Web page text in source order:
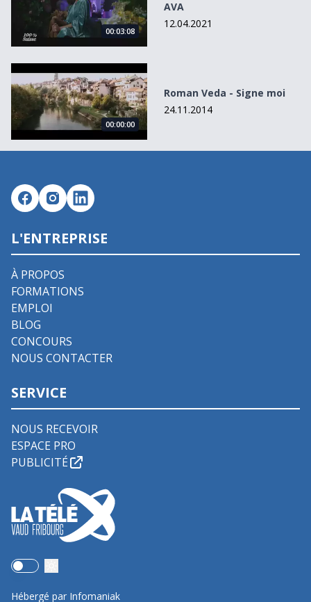
00:03:08
AVA
12.04.2021
Roman Veda - Signe moi
00:00:00
Roman Veda - Signe moi
24.11.2014
L'ENTREPRISE
À PROPOS
FORMATIONS
EMPLOI
BLOG
CONCOURS
NOUS CONTACTER
SERVICE
NOUS RECEVOIR
ESPACE PRO
PUBLICITÉ
Use setting
Hébergé par Infomaniak